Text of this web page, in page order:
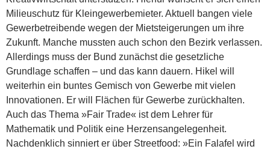
Milieuschutz für Kleingewerbemieter. Aktuell bangen viele
Gewerbetreibende wegen der Mietsteigerungen um ihre
Zukunft. Manche mussten auch schon den Bezirk verlassen.
Allerdings muss der Bund zunächst die gesetzliche
Grundlage schaffen – und das kann dauern. Hikel will
weiterhin ein buntes Gemisch von Gewerbe mit vielen
Innovationen. Er will Flächen für Gewerbe zurückhalten.
Auch das Thema »Fair Trade« ist dem Lehrer für
Mathematik und Politik eine Herzensangelegenheit.
Nachdenklich sinniert er über Streetfood: »Ein Falafel wird